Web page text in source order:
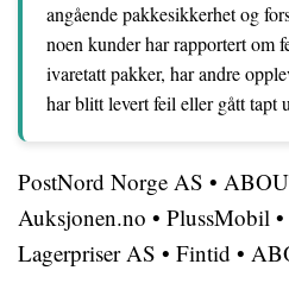
angående pakkesikkerhet og
noen kunder har rapportert om
ivaretatt pakker, har andre
har blitt levert feil eller gått tapt
PostNord Norge AS •
Auksjonen.no • PlussMobil •
Lagerpriser AS • Fintid •